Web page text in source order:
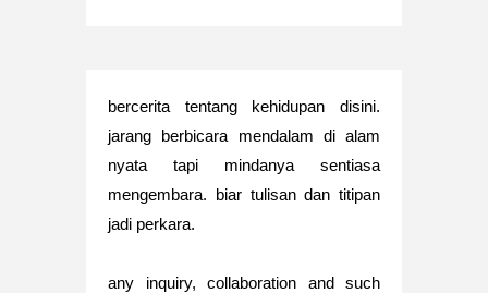
bercerita tentang kehidupan disini.
jarang berbicara mendalam di alam
nyata tapi mindanya sentiasa
mengembara. biar tulisan dan titipan
jadi perkara.
any inquiry, collaboration and such